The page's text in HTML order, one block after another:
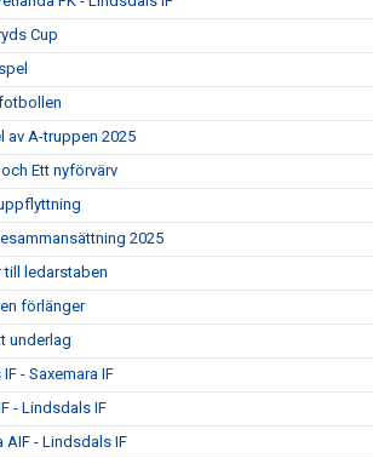
Cup
av A-truppen 2025
Ett nyförvärv
2025
till ledarstaben
förlänger
underlag
- Saxemara IF
- Lindsdals IF
AIF - Lindsdals IF